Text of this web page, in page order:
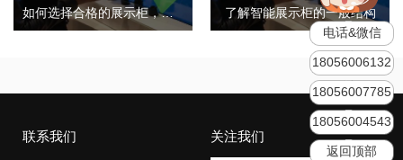
如何选择合格的展示柜，合格的展柜有哪些特点？ 了解智能展示柜的一般结构
联系我们 关注我们
电话&微信
18056006132
18056007785
18056004543
返回顶部